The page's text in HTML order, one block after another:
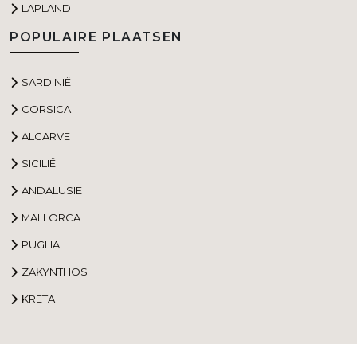
LAPLAND
POPULAIRE PLAATSEN
SARDINIË
CORSICA
ALGARVE
SICILIË
ANDALUSIË
MALLORCA
PUGLIA
ZAKYNTHOS
KRETA